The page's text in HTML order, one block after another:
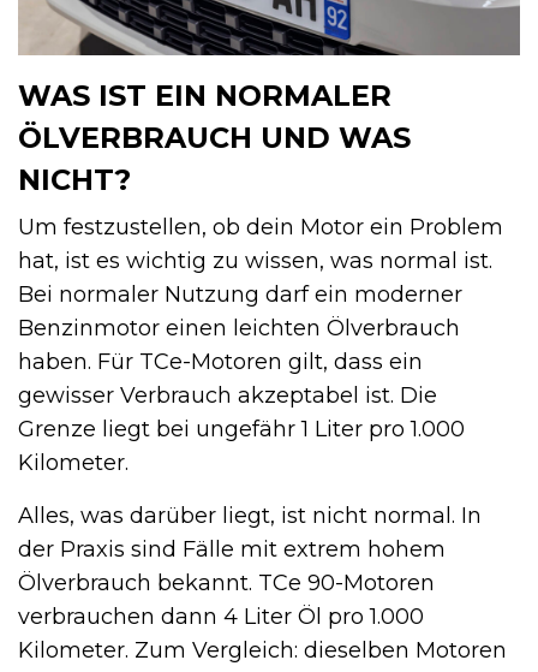
WAS IST EIN NORMALER
ÖLVERBRAUCH UND WAS
NICHT?
Um festzustellen, ob dein Motor ein Problem
hat, ist es wichtig zu wissen, was normal ist.
Bei normaler Nutzung darf ein moderner
Benzinmotor einen leichten Ölverbrauch
haben. Für TCe-Motoren gilt, dass ein
gewisser Verbrauch akzeptabel ist. Die
Grenze liegt bei ungefähr 1 Liter pro 1.000
Kilometer.
Alles, was darüber liegt, ist nicht normal. In
der Praxis sind Fälle mit extrem hohem
Ölverbrauch bekannt. TCe 90-Motoren
verbrauchen dann 4 Liter Öl pro 1.000
Kilometer. Zum Vergleich: dieselben Motoren